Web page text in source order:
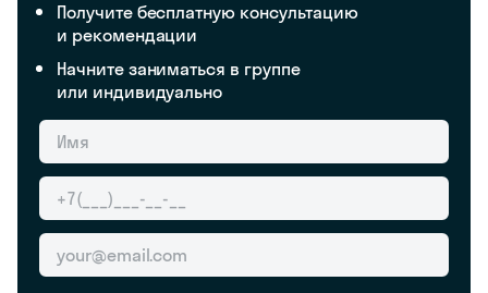
Получите бесплатную консультацию
и рекомендации
Начните заниматься в группе
или индивидуально